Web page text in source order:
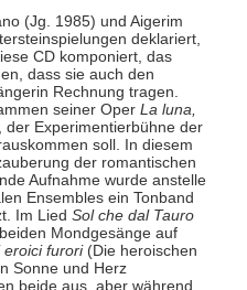
(Jg. 1985) und Aigerim
deklariert,
CD komponiert, das
dass sie auch den
Rechnung tragen.
seiner Oper La luna,
Experimentierbühne der
soll. In diesem
der romantischen
Aufnahme wurde anstelle
Ensembles ein Tonband
Im Lied Sol che dal Tauro
Mondgesänge auf
eroici furori (Die heroischen
Sonne und Herz
beide aus, aber während